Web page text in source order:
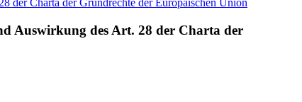
Auswirkung des Art. 28 der Charta der